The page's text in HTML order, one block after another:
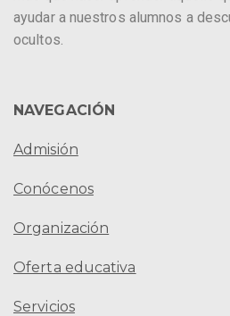
ayudar a nuestros alumnos a
ocultos.
NAVEGACIÓN
Admisión
Conócenos
Organización
Oferta educativa
Servicios